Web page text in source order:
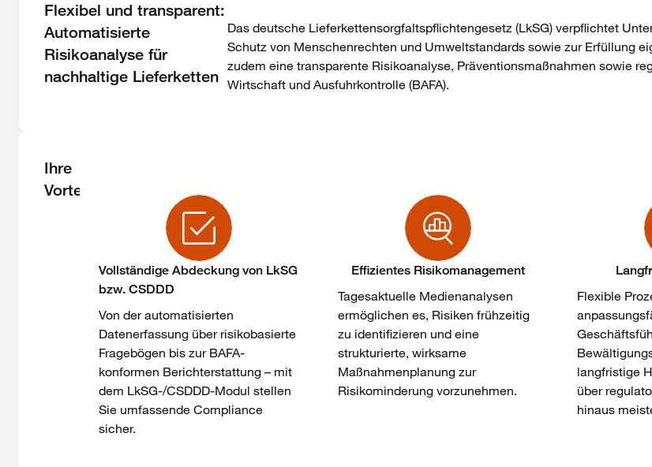
Flexibel und transparent:
Automatisierte
Risikoanalyse für
nachhaltige Lieferketten
Das deutsche Lieferkettensorgfaltspflichtengesetz (LkSG) verpflichtet
Schutz von Menschenrechten und Umweltstandards sowie zur Erfüllung
zudem eine transparente Risikoanalyse, Präventionsmaßnahmen sowie
Wirtschaft und Ausfuhrkontrolle (BAFA).
Ihre
Vorteile
Vollständige Abdeckung von LkSG
bzw. CSDDD
Von der automatisierten
Datenerfassung über risikobasierte
Fragebögen bis zur BAFA-
konformen Berichterstattung – mit
dem LkSG-/CSDDD-Modul stellen
Sie umfassende Compliance
sicher.
Effizientes Risikomanagement
Tagesaktuelle Medienanalysen
ermöglichen es, Risiken frühzeitig
zu identifizieren und eine
strukturierte, wirksame
Maßnahmenplanung zur
Risikominderung vorzunehmen.
Flexible
langfristige
über
hinaus